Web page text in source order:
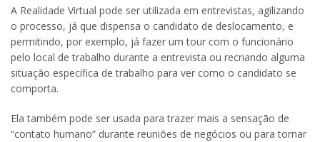
A Realidade Virtual pode ser utilizada em entrevistas, agilizando
o processo, já que dispensa o candidato de deslocamento, e
permitindo, por exemplo, já fazer um tour com o funcionário
pelo local de trabalho durante a entrevista ou recriando alguma
situação específica de trabalho para ver como o candidato se
comporta.
Ela também pode ser usada para trazer mais a sensação de
“contato humano” durante reuniões de negócios ou para tornar